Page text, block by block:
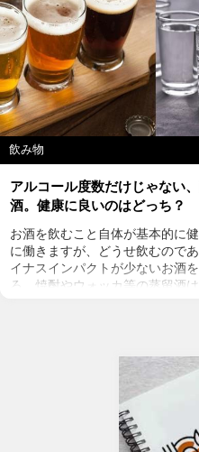
・塩・胡椒 少々
＜作り方＞
１．白滝を下茹で
秒ほど茹でる。水
２．フライパンに
ん切りにしたニン
３．芽キャベツを
大きさに切り、２
４．白滝を加えて
で味を調えてできあ
飲み物
アルコール度数だけじゃない
酒。健康に良いのはどっち？
お酒を飲むこと自体が基本的に
に働きますが、どうせ飲むので
イナスインパクトが少ないお酒
ろ。焼酎やウォッカ等の蒸留酒
が、実際のところどうなのでし
大きく分けて2種類あるお酒の
と蒸留酒）の違いによって健康
な作用を与えるかにフォーカス
醸造酒と蒸留酒の違いとは？
主にお酒は製造方法によって醸